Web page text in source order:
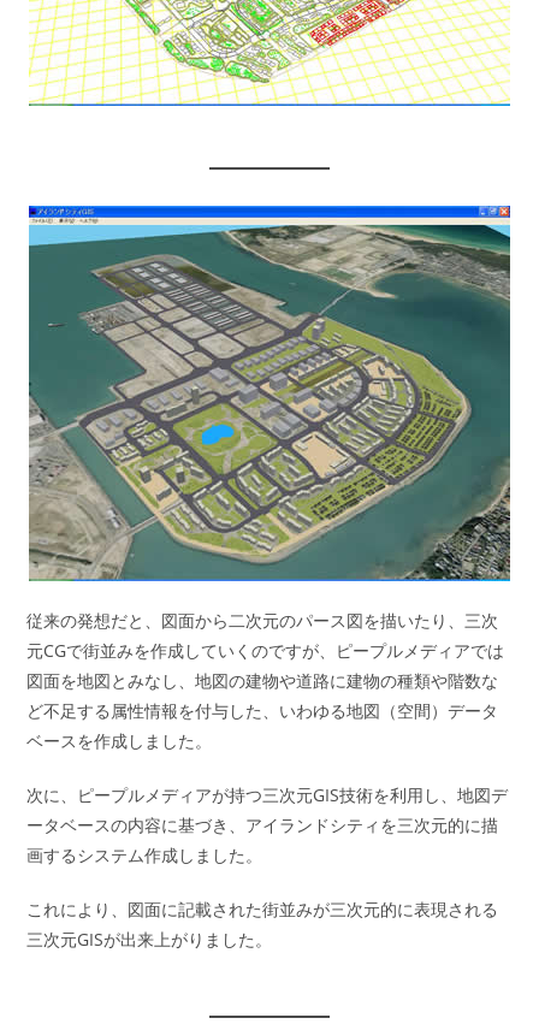
従来の発想だと、図面から二次元のパース図を描いたり、三次
元CGで街並みを作成していくのですが、ピープルメディアでは
図面を地図とみなし、地図の建物や道路に建物の種類や階数な
ど不足する属性情報を付与した、いわゆる地図（空間）データ
ベースを作成しました。
次に、ピープルメディアが持つ三次元GIS技術を利用し、地図デ
ータベースの内容に基づき、アイランドシティを三次元的に描
画するシステム作成しました。
これにより、図面に記載された街並みが三次元的に表現される
三次元GISが出来上がりました。